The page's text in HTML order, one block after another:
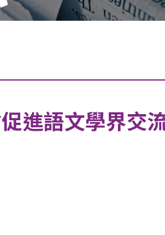
進語文學界交